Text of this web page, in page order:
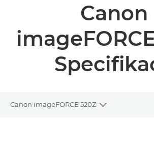
Multifunkční tiskárny – multifunkční tiskárny
Canon
Canon imageFORCE 520Z
Toggle